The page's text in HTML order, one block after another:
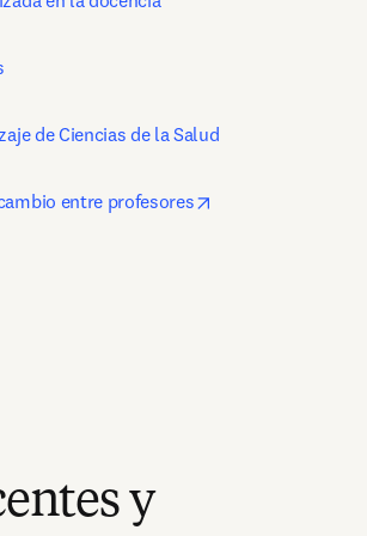
de Ciencias de la Salud
entre profesores
y